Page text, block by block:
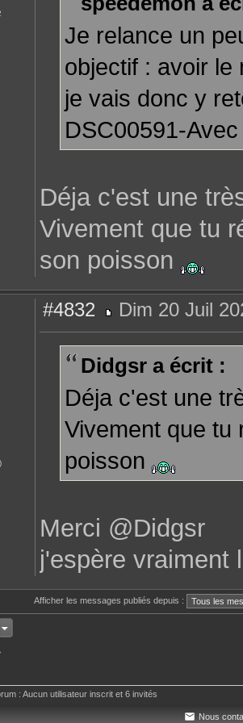
g
Je relance un
objectif : avoir le
je vais donc y
DSC00591-
Déja c'est une
Vivement que tu
son poisson
#4832
e
g
e
Dim 20 Juil
Didgsr a écrit :
Déja c'est une
Vivement que tu
poisson
Merci @Didgsr
j'espère vraiment
Afficher les messages publiés depuis :
: Aucun utilisateur inscrit et 6 invités
Nous